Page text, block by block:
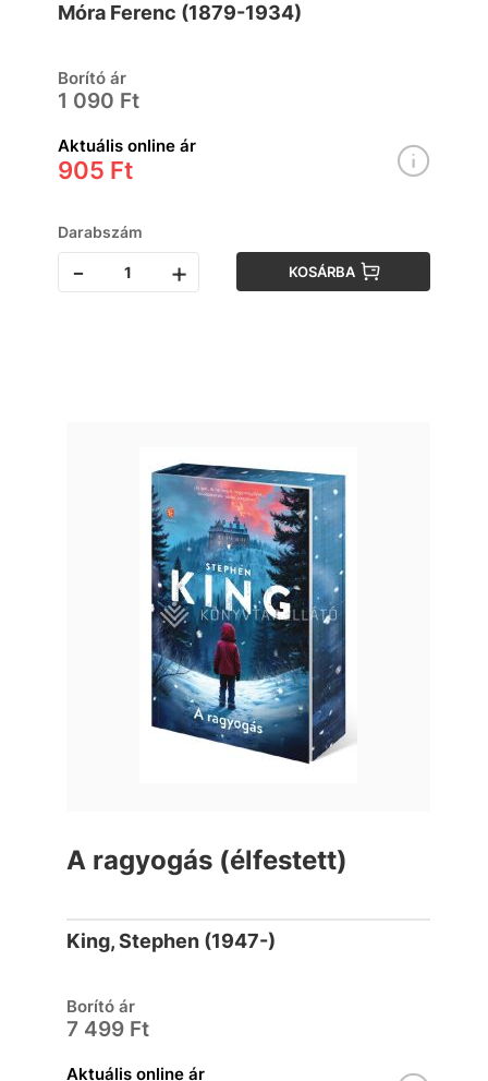
Móra Ferenc (1879-1934)
Borító ár
1 090 Ft
Aktuális online ár
905 Ft
Darabszám
- + KOSÁRBA
A ragyogás (élfestett)
King, Stephen (1947-)
Borító ár
7 499 Ft
Aktuális online ár